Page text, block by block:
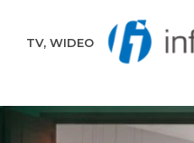
TV, WIDEO